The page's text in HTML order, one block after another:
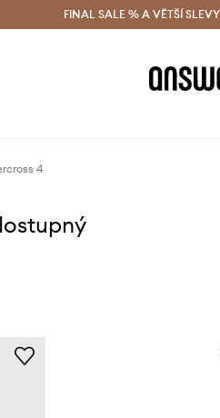
zdarma (od 1800 Kč)
FINAL SALE % A VĚTŠÍ
4